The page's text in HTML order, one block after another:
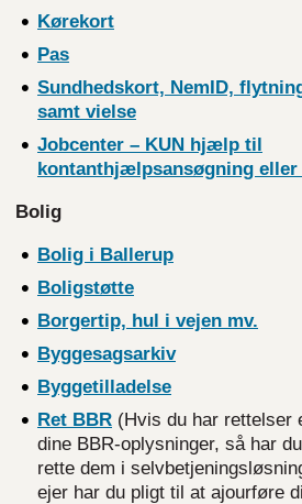
Kørekort
Pas
Sundhedskort, NemID,
samt vielse
Jobcenter – KUN hjælp til
kontanthjælpsansøgning eller
Bolig
Bolig i Ballerup
Boligstøtte
Borgertip, hul i vejen mv.
Byggesagsarkiv
Byggetilladelse
Ret BBR (Hvis du har rettelser
dine BBR-oplysninger, så har
rette dem i
ejer har du pligt til at ajourføre